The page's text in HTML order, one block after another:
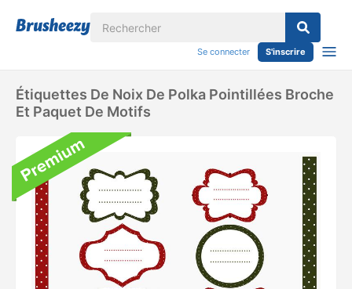
Se connecter S'inscrire
Étiquettes De Noix De Polka Pointillées Broche
Et Paquet De Motifs